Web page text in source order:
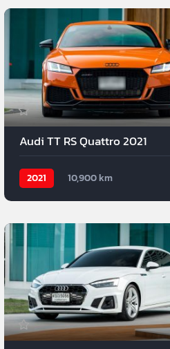
Audi TT RS Quattro 2021
2021 10,900 km